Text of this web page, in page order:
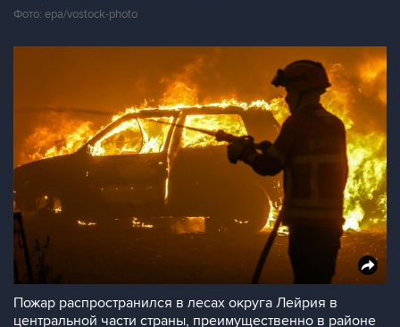
Фото: epa/vostock-photo
Пожар распространился в лесах округа Лейрия в
центральной части страны, преимущественно в районе